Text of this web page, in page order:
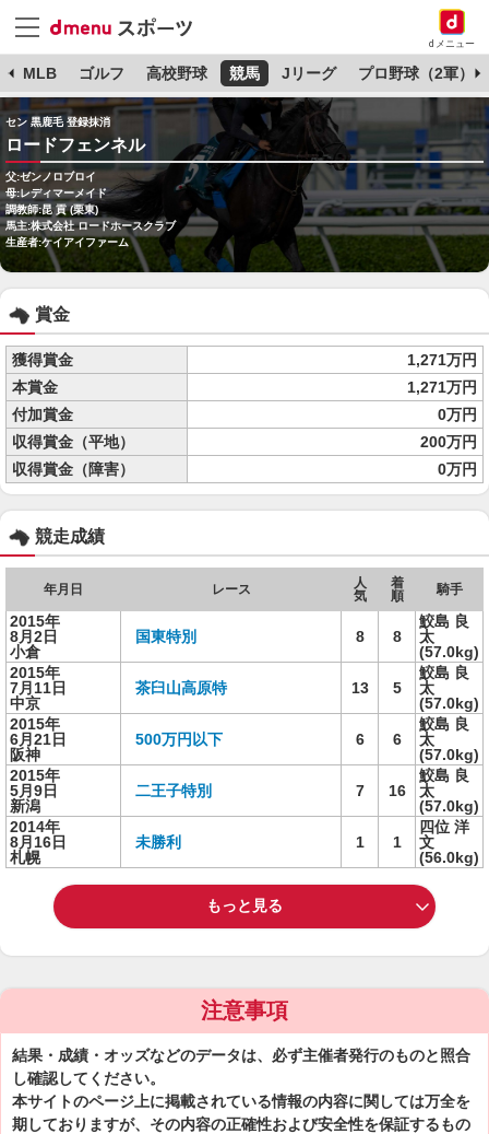
dメニュー
MLB ゴルフ 高校野球 競馬 Jリーグ プロ野球（2軍）
セン 黒鹿毛 登録抹消
ロードフェンネル
父:ゼンノロブロイ
母:レディマーメイド
調教師:昆 貢 (栗東)
馬主:株式会社 ロードホースクラブ
生産者:ケイアイファーム
賞金
獲得賞金
1,271万円
本賞金
1,271万円
付加賞金
0万円
収得賞金（平地）
200万円
収得賞金（障害）
0万円
競走成績
年月日 レース
人
気
着
順
騎手
2015年
8月2日
小倉
国東特別 8 8
鮫島 良
太
(57.0kg)
2015年
7月11日
中京
茶臼山高原特 13 5
鮫島 良
太
(57.0kg)
2015年
6月21日
阪神
500万円以下 6 6
鮫島 良
太
(57.0kg)
2015年
5月9日
新潟
二王子特別 7 16
鮫島 良
太
(57.0kg)
2014年
8月16日
札幌
未勝利 1 1
四位 洋
文
(56.0kg)
もっと見る
注意事項
結果・成績・オッズなどのデータは、必ず主催者発行のものと照合
し確認してください。
本サイトのページ上に掲載されている情報の内容に関しては万全を
期しておりますが、その内容の正確性および安全性を保証するもの